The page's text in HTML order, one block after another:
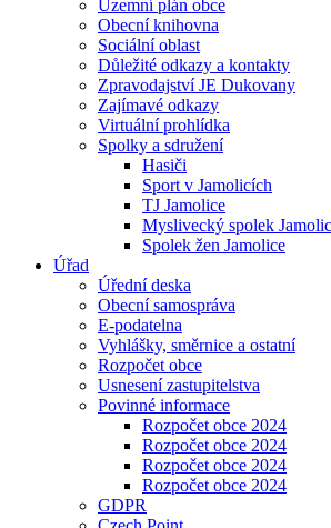
Územní plán obce
Obecní knihovna
Sociální oblast
Důležité odkazy a kontakty
Zpravodajství JE Dukovany
Zajímavé odkazy
Virtuální prohlídka
Spolky a sdružení
Hasiči
Sport v Jamolicích
TJ Jamolice
Myslivecký spolek
Spolek žen Jamolice
Úřad
Úřední deska
Obecní samospráva
E-podatelna
Vyhlášky, směrnice a ostatní
Rozpočet obce
Usnesení zastupitelstva
Povinné informace
Rozpočet obce 2024
Rozpočet obce 2024
Rozpočet obce 2024
Rozpočet obce 2024
GDPR